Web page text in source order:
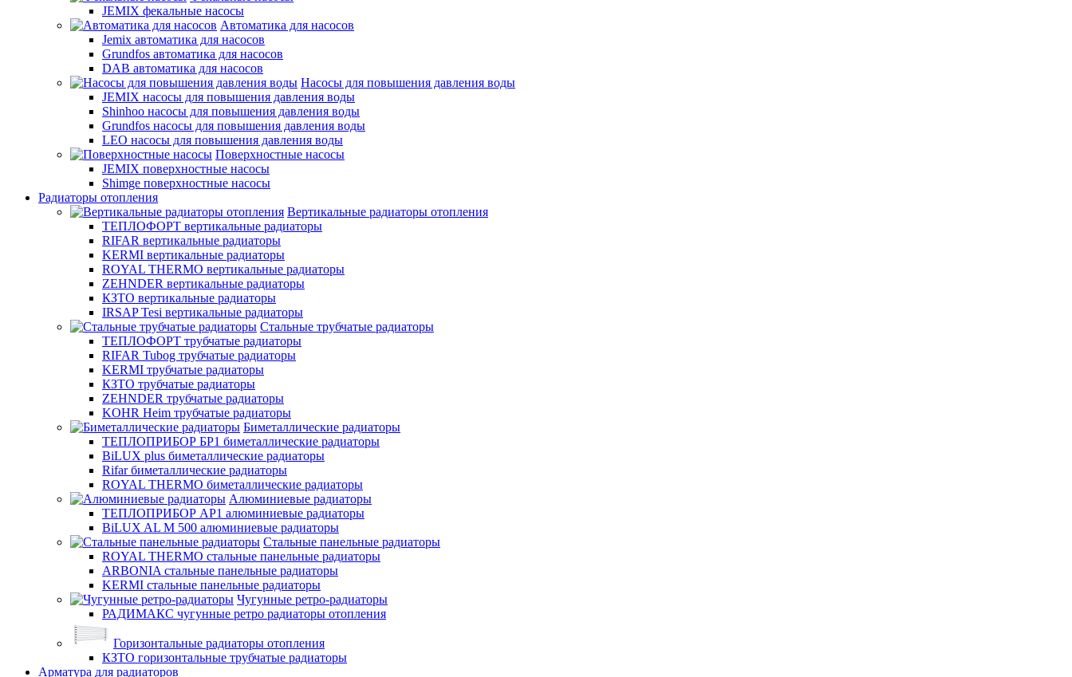
JEMIX фекальные насосы
Автоматика для насосов
Jemix автоматика для насосов
Grundfos автоматика для насосов
DAB автоматика для насосов
Насосы для повышения давления воды
JEMIX насосы для повышения давления воды
Shinhoo насосы для повышения давления воды
Grundfos насосы для повышения давления воды
LEO насосы для повышения давления воды
Поверхностные насосы
JEMIX поверхностные насосы
Shimge поверхностные насосы
Радиаторы отопления
Вертикальные радиаторы отопления
ТЕПЛОФОРТ вертикальные радиаторы
RIFAR вертикальные радиаторы
KERMI вертикальные радиаторы
ROYAL THERMO вертикальные радиаторы
ZEHNDER вертикальные радиаторы
КЗТО вертикальные радиаторы
IRSAP Tesi вертикальные радиаторы
Стальные трубчатые радиаторы
ТЕПЛОФОРТ трубчатые радиаторы
RIFAR Tubog трубчатые радиаторы
KERMI трубчатые радиаторы
КЗТО трубчатые радиаторы
ZEHNDER трубчатые радиаторы
KOHR Heim трубчатые радиаторы
Биметаллические радиаторы
ТЕПЛОПРИБОР БР1 биметаллические радиаторы
BiLUX plus биметаллические радиаторы
Rifar биметаллические радиаторы
ROYAL THERMO биметаллические радиаторы
Алюминиевые радиаторы
ТЕПЛОПРИБОР АР1 алюминиевые радиаторы
BiLUX AL M 500 алюминиевые радиаторы
Стальные панельные радиаторы
ROYAL THERMO стальные панельные радиаторы
ARBONIA стальные панельные радиаторы
KERMI стальные панельные радиаторы
Чугунные ретро-радиаторы
РАДИМАКС чугунные ретро радиаторы отопления
Горизонтальные радиаторы отопления
КЗТО горизонтальные трубчатые радиаторы
Арматура для радиаторов